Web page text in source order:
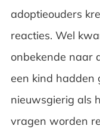
adoptieouders
reacties. Wel
onbekende naar
een kind hadden
nieuwsgierig als
vragen worden